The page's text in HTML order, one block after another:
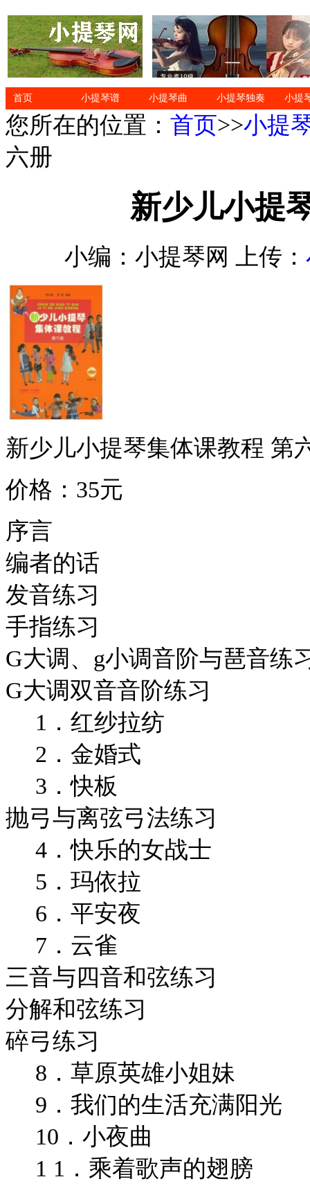
首页 小提琴谱 小提琴曲 小提琴独奏 小提
您所在的位置： 首页>>小提
六册
新少儿小提
小编：小提琴网 上传：
新少儿小提琴集体课教程 第
价格：35元
序言
编者的话
发音练习
手指练习
G大调、g小调音阶与琶音练
G大调双音音阶练习
1．红纱拉纺
2．金婚式
3．快板
抛弓与离弦弓法练习
4．快乐的女战士
5．玛依拉
6．平安夜
7．云雀
三音与四音和弦练习
分解和弦练习
碎弓练习
8．草原英雄小姐妹
9．我们的生活充满阳光
10．小夜曲
1 1．乘着歌声的翅膀